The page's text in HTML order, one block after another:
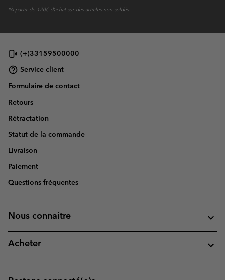
*À partir de 120€ d’achat sur des articles non soldés.
(+)33159500000
Service client
Formulaire de contact
Retours
Rétractation
Statut de la commande
Livraison
Paiement
Questions fréquentes
Nous connaitre
Acheter